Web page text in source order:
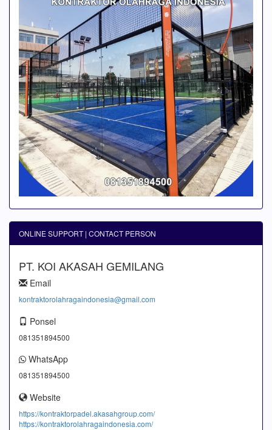
ONLINE SUPPORT | CONTACT PERSON
PT. KOI AKASAH GEMILANG
Email
kontraktorolahragaindonesia@gmail.com
Ponsel
081351894500
WhatsApp
081351894500
Website
https://kontraktorpadel.akasahgroup.com/
https://kontraktorolahragaindonesia.com/